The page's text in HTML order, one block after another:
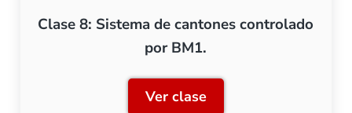
Clase 8: Sistema de cantones controlado
por BM1.
Ver claseClase 8: Sistema de